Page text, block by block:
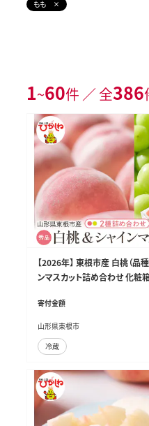
もも
1~60件 ／ 全386
【2026年】 東根市産 白桃（品
ンマスカット詰め合わせ 化粧
寄付金額
山形県東根市
冷蔵